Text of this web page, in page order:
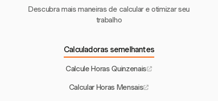
Descubra mais maneiras de calcular e otimizar seu
trabalho
Calculadoras semelhantes
Calcule Horas Quinzenais
Calcular Horas Mensais